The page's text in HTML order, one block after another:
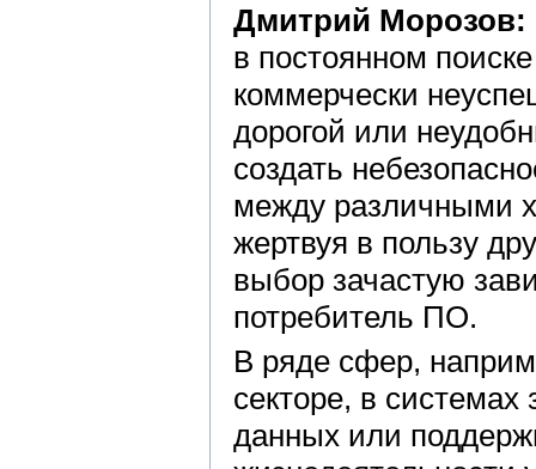
Дмитрий Морозов:
в постоянном
коммерчески
дорогой или
создать
между различными
жертвуя в пользу
выбор зачастую
потребитель ПО.
В ряде сфер,
секторе, в
данных или